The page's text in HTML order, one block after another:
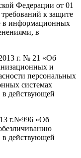
Федерации от 01
к защите
в информационных
в
г. № 21 «Об
и
персональных
системах
в действующей
г.№996 «Об
в действующей